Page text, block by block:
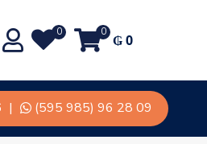
0 0 ₲0
| (595 985) 96 28 09